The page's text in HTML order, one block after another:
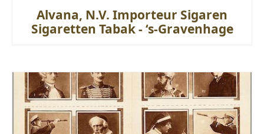
Alvana, N.V. Importeur Sigaren
Sigaretten Tabak - ‘s-Gravenhage